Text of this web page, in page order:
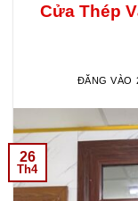
Cửa Thép
ĐĂNG VÀO
26
Th4